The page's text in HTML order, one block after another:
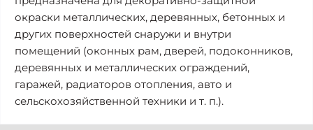
окраски металлических, деревянных, бетонных и
других поверхностей снаружи и внутри
помещений (оконных рам, дверей, подоконников,
деревянных и металлических ограждений,
гаражей, радиаторов отопления, авто и
сельскохозяйственной техники и т. п.).